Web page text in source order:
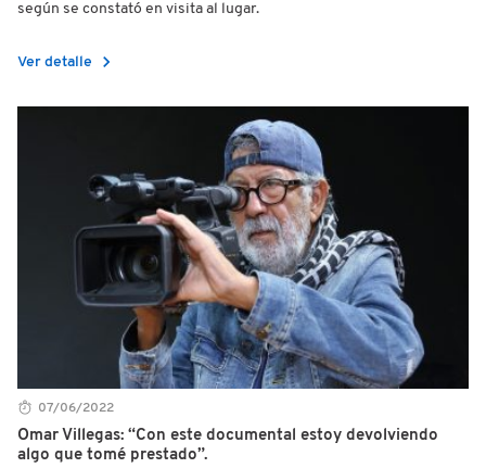
según se constató en visita al lugar.
Ver detalle chevron_right
07/06/2022
Omar Villegas: “Con este documental estoy devolviendo
algo que tomé prestado”.